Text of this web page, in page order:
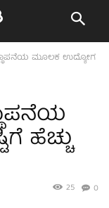
ಮೂಲಕ ಉದ್ಯೋಗ
ಹೆಚ್ಚು
0
25